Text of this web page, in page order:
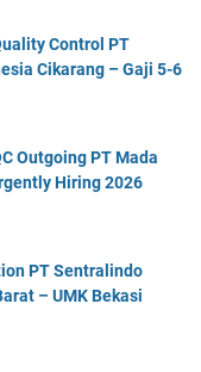
Control PT
Cikarang – Gaji 5-6
Outgoing PT Mada
Hiring 2026
PT Sentralindo
– UMK Bekasi